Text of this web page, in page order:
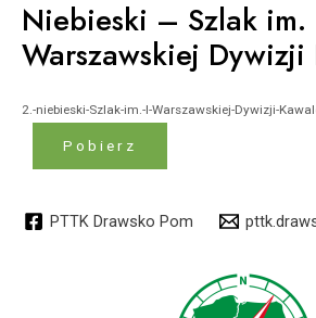
Niebieski – Szlak im.
Warszawskiej
2.-niebieski-Szlak-im.-I-Warszawskiej-Dywizji-
Pobierz
PTTK Drawsko Pom